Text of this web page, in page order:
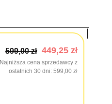
599,00 zł 449,25 zł
Najniższa cena sprzedawcy z
ostatnich 30 dni 599,00 zł